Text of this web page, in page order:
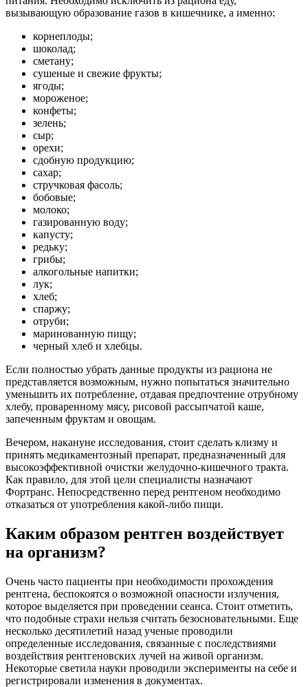
вызывающую образование газов в кишечнике, а именно:
корнеплоды;
шоколад;
сметану;
сушеные и свежие фрукты;
ягоды;
мороженое;
конфеты;
зелень;
сыр;
орехи;
сдобную продукцию;
сахар;
стручковая фасоль;
бобовые;
молоко;
газированную воду;
капусту;
редьку;
грибы;
алкогольные напитки;
лук;
хлеб;
спаржу;
отруби;
маринованную пищу;
черный хлеб и хлебцы.
Если полностью убрать данные продукты из рациона не
представляется возможным, нужно попытаться значительно
уменьшить их потребление, отдавая предпочтение отрубному
хлебу, проваренному мясу, рисовой рассыпчатой каше,
запеченным фруктам и овощам.
Вечером, накануне исследования, стоит сделать клизму и
принять медикаментозный препарат, предназначенный для
высокоэффективной очистки желудочно-кишечного тракта.
Как правило, для этой цели специалисты назначают
Фортранс. Непосредственно перед рентгеном необходимо
отказаться от употребления какой-либо пищи.
Каким образом рентген воздействует
на организм?
Очень часто пациенты при необходимости прохождения
рентгена, беспокоятся о возможной опасности излучения,
которое выделяется при проведении сеанса. Стоит отметить,
что подобные страхи нельзя считать безосновательными. Еще
несколько десятилетий назад ученые проводили
определенные исследования, связанные с последствиями
воздействия рентгеновских лучей на живой организм.
Некоторые светила науки проводили эксперименты на себе и
регистрировали изменения в документах.